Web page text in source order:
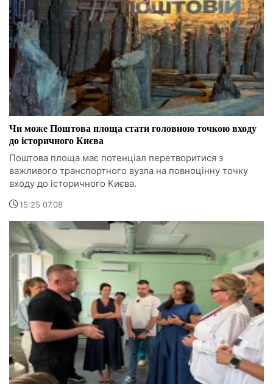
Чи може Поштова площа стати головною точкою входу
до історичного Києва
Поштова площа має потенціал перетворитися з
важливого транспортного вузла на повноцінну точку
входу до історичного Києва.
15:25 07.08